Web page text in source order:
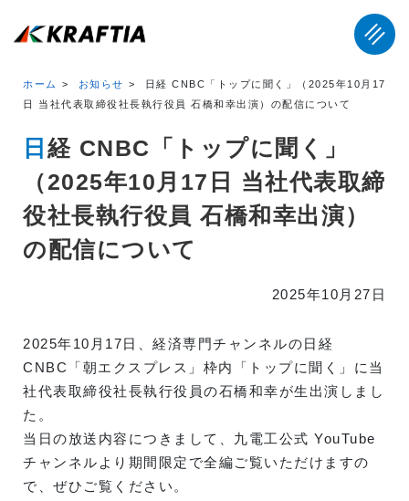
ホーム お知らせ
日経 CNBC「トップに聞く」（2025年10月17
日 当社代表取締役社長執行役員 石橋和幸出演）の配信について
日経 CNBC「トップに聞く」
（2025年10月17日 当社代表取締
役社長執行役員 石橋和幸出演）
の配信について
2025年10月27日
2025年10月17日、経済専門チャンネルの日経
CNBC「朝エクスプレス」枠内「トップに聞く」に当
社代表取締役社長執行役員の石橋和幸が生出演しまし
た。
当日の放送内容につきまして、九電工公式 YouTube
チャンネルより期間限定で全編ご覧いただけますの
で、ぜひご覧ください。